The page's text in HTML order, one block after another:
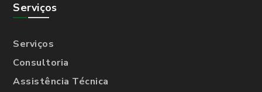
Serviços
Serviços
Consultoria
Assistência Técnica